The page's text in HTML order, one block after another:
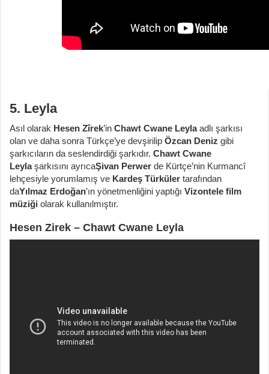
5. Leyla
Asıl olarak Hesen Zîrek’in Chawt Cwane Leylaadlı şarkısı
olan ve daha sonra Türkçe’ye devşirilip Özcan Deniz gibi
şarkıcıların da seslendirdiği şarkıdır. Chawt Cwane
Leylaşarkısını ayrıcaŞivan Perwer de Kürtçe’nin Kurmancî
lehçesiyle yorumlamış ve Kardeş Türküler tarafından
daYılmaz Erdoğan’ın yönetmenliğini yaptığı Vizontele film
müziği olarak kullanılmıştır.
Hesen Zirek – Chawt Cwane Leyla